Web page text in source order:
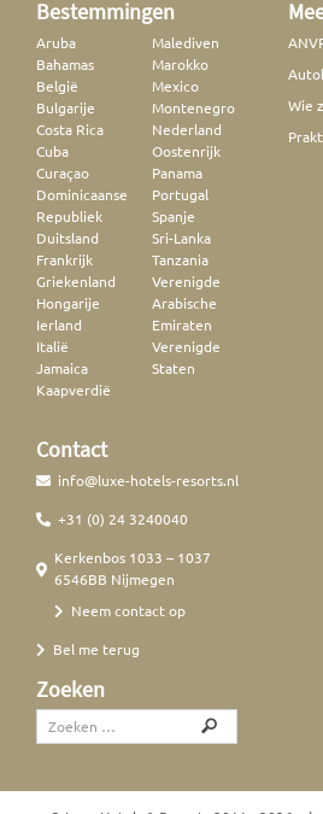
Bestemmingen
Aruba
Bahamas
België
Bulgarije
Costa Rica
Cuba
Curaçao
Dominicaanse
Republiek
Duitsland
Frankrijk
Griekenland
Hongarije
Ierland
Italië
Jamaica
Kaapverdië
Malediven
Marokko
Mexico
Montenegro
Nederland
Oostenrijk
Panama
Portugal
Spanje
Sri-Lanka
Tanzania
Verenigde
Arabische
Emiraten
Verenigde
Staten
Wie
Contact
info@luxe-hotels-resorts.nl
+31 (0) 24 3240040
Kerkenbos 1033 – 1037
6546BB Nijmegen
Neem contact op
Bel me terug
Zoeken